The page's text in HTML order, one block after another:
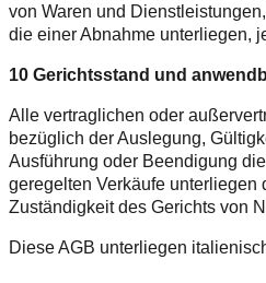
von Waren und
die einer Abnahme unterliegen,
10 Gerichtsstand und
Alle vertraglichen oder
bezüglich der Auslegung,
Ausführung oder Beendigung
geregelten Verkäufe unterliegen
Zuständigkeit des Gerichts von
Diese AGB unterliegen